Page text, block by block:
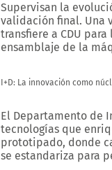
Supervisan la
validación final. Una
transfiere a CDU
ensamblaje de la
I+D: La innovación como
El Departamento de
tecnologías que
prototipado, donde
se estandariza para